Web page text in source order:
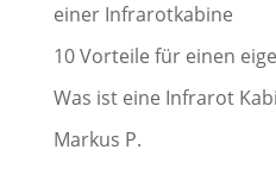
einer Infrarotkabine
10 Vorteile für einen
Was ist eine Infrarot
Markus P.